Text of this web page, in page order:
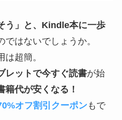
う」と、Kindle本に一歩
ではないでしょうか。
超簡。
レットで今すぐ読書が始
籍代が安くなる！
オフ割引クーポンもで